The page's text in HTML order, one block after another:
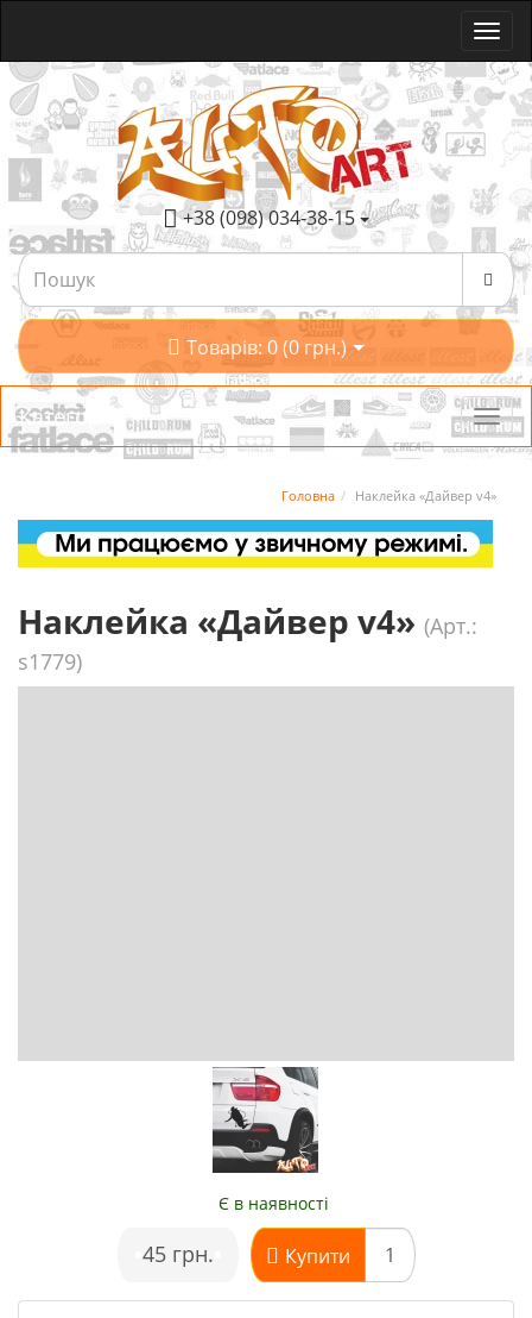
+38 (098) 034-38-15
Товарів: 0 (0 грн.)
Категорії
Головна Наклейка «Дайвер v4»
Наклейка «Дайвер v4» (Арт.:
s1779)
Є в наявності
45 грн. Купити